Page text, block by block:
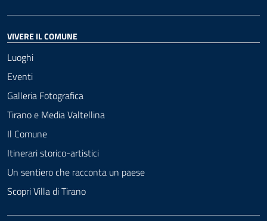
VIVERE IL COMUNE
Luoghi
Eventi
Galleria Fotografica
Tirano e Media Valtellina
Il Comune
Itinerari storico-artistici
Un sentiero che racconta un paese
Scopri Villa di Tirano